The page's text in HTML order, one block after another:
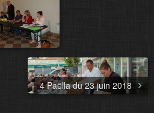
4 Paëlla du 23 juin 2018